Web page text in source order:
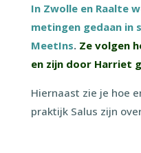
In Zwolle en Raalte
metingen gedaan in
MeetIns. Ze volgen
en zijn door Harriet
Hiernaast zie je hoe
praktijk Salus zijn